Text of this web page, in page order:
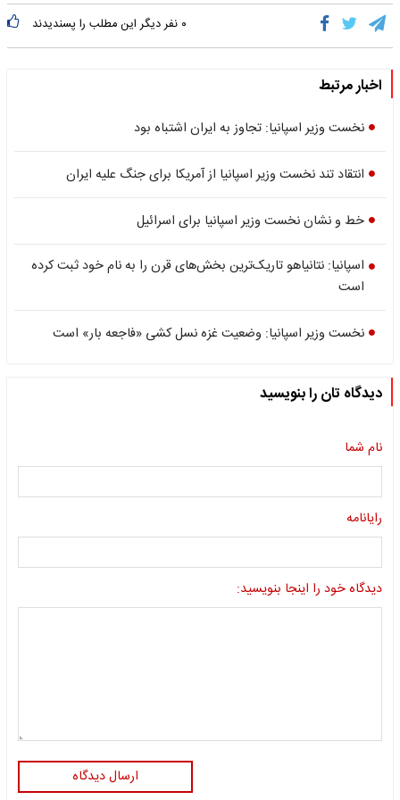
۰ نفر دیگر این مطلب را پسندیدند
اخبار مرتبط
نخست وزیر اسپانیا: تجاوز به ایران اشتباه بود
انتقاد تند نخست وزیر اسپانیا از آمریکا برای جنگ علیه ایران
خط و نشان نخست وزیر اسپانیا برای اسرائیل
اسپانیا: نتانیاهو تاریک‌ترین بخش‌های قرن را به نام خود ثبت کرده
است
نخست وزیر اسپانیا: وضعیت غزه نسل کشی «فاجعه بار» است
دیدگاه تان را بنویسید
نام شما
رایانامه
دیدگاه خود را اینجا بنویسید:
ارسال دیدگاه